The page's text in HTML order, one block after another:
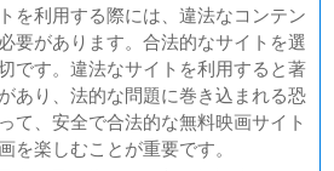
を利用する際には、違法なコンテン
要があります。合法的なサイトを選
です。違法なサイトを利用すると著
あり、法的な問題に巻き込まれる恐
て、安全で合法的な無料映画サイト
を楽しむことが重要です。